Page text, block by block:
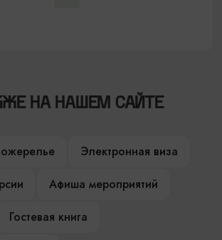
НА НАШЕМ САЙТЕ
Электронная виза
Афиша мероприятий
Гостевая книга